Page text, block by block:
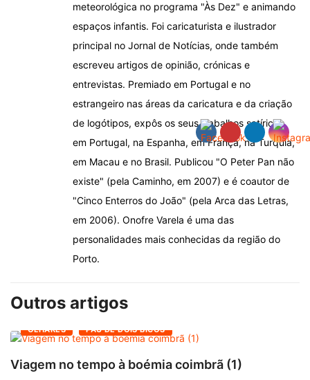
meteorológica no programa "Às Dez" e animando
espaços infantis. Foi caricaturista e ilustrador
principal no Jornal de Notícias, onde também
escreveu artigos de opinião, crónicas e
entrevistas. Premiado em Portugal e no
estrangeiro nas áreas da caricatura e da criação
de logótipos, expôs os seus trabalhos satíricos
em Portugal, na Espanha, em França, na Turquia,
em Macau e no Brasil. Publicou "O Peter Pan não
existe" (pela Caminho, em 2007) e é coautor de
"Cinco Enterros do João" (pela Arca das Letras,
em 2006). Onofre Varela é uma das
personalidades mais conhecidas da região do
Porto.
Outros artigos
OLHARES PAU DE DOIS BICOS
Viagem no tempo à boémia coimbrã (1)